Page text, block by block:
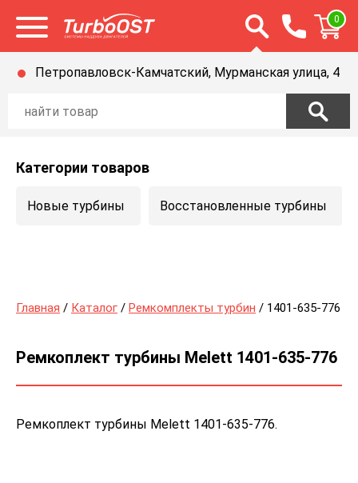
Открыть меню Открыть строку
0
Петропавловск-Камчатский, Мурманская улица, 4
Категории товаров
Новые турбины Восстановленные турбины
Главная / Каталог / Ремкомплекты турбин / 1401-635-776
Ремкоплект турбины Melett 1401-635-776
Ремкоплект турбины Melett 1401-635-776.